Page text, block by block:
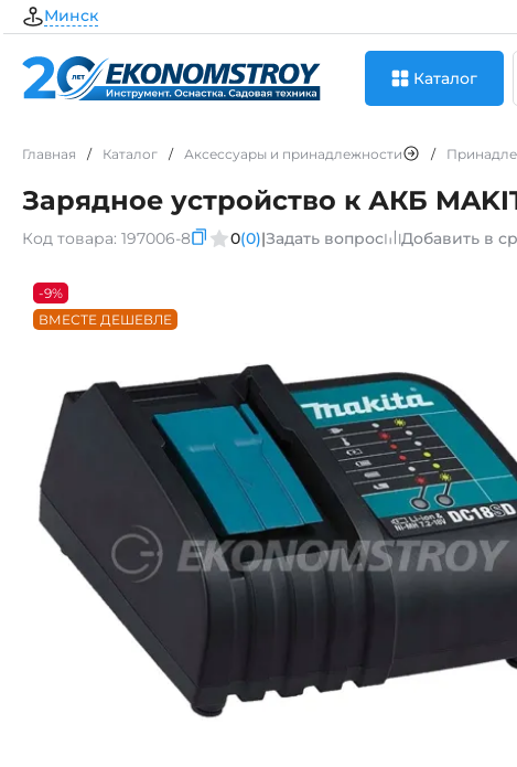
Минск
Каталог
Главная / Каталог / Аксессуары и принадлежности /
Зарядное устройство к АКБ
Код товара: 197006-8 0(0)|Задать вопрос Добавить в
-9%
ВМЕСТЕ ДЕШЕВЛЕ